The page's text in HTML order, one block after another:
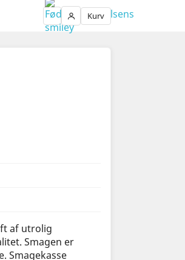
LoginKurv
af utrolig
Smagen er
Smagekasse